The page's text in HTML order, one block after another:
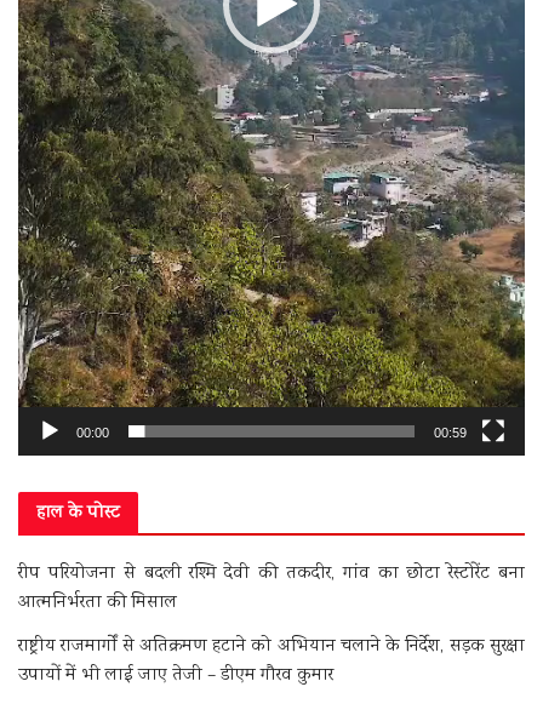
00:00 00:59
हाल के पोस्ट
रीप परियोजना से बदली रश्मि देवी की तकदीर, गांव का छोटा रेस्टोरेंट बना
आत्मनिर्भरता की मिसाल
राष्ट्रीय राजमार्गों से अतिक्रमण हटाने को अभियान चलाने के निर्देश, सड़क सुरक्षा
उपायों में भी लाई जाए तेजी – डीएम गौरव कुमार